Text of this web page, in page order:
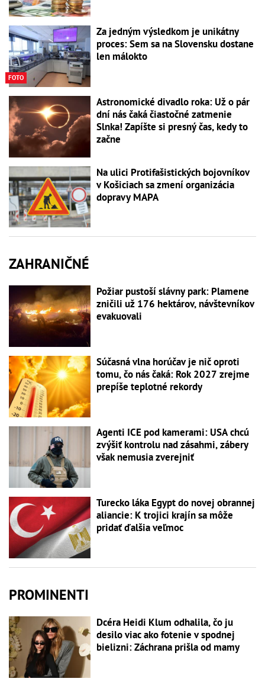
FOTO
Za jedným výsledkom je unikátny
proces: Sem sa na Slovensku dostane
len málokto
Astronomické divadlo roka: Už o pár
dní nás čaká čiastočné zatmenie
Slnka! Zapíšte si presný čas, kedy to
začne
Na ulici Protifašistických bojovníkov
v Košiciach sa zmení organizácia
dopravy MAPA
ZAHRANIČNÉ
Požiar pustoší slávny park: Plamene
zničili už 176 hektárov, návštevníkov
evakuovali
Súčasná vlna horúčav je nič oproti
tomu, čo nás čaká: Rok 2027 zrejme
prepíše teplotné rekordy
Agenti ICE pod kamerami: USA chcú
zvýšiť kontrolu nad zásahmi, zábery
však nemusia zverejniť
Turecko láka Egypt do novej obrannej
aliancie: K trojici krajín sa môže
pridať ďalšia veľmoc
PROMINENTI
Dcéra Heidi Klum odhalila, čo ju
desilo viac ako fotenie v spodnej
bielizni: Záchrana prišla od mamy